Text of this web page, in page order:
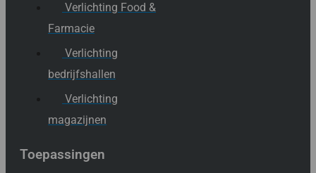
Verlichting Food &
Farmacie
Verlichting
bedrijfshallen
Verlichting
magazijnen
Toepassingen